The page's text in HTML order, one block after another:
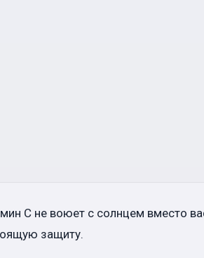
C не воюет с солнцем вместо
защиту.